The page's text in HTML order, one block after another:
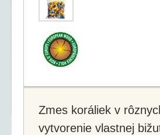
Zmes koráliek v
vytvorenie vlastnej